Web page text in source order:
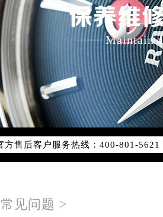
保养维
Maintain
后服务网络优化升级公告
方售后客户服务热线：400-801-5621
中心最新网点地址：
街甲6号华熙国际中心D座11层1102
常见问题 >